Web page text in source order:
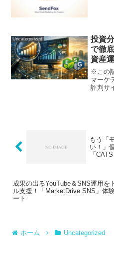
Uncategorized
投資
で徹
資産
デー
から
※この
マーケ
評判サ
もう「
い！」
「
成果の出るYouTube＆SNS運用を
ル支援！「MarketDrive SNS」体
ート
ホーム Uncategorized